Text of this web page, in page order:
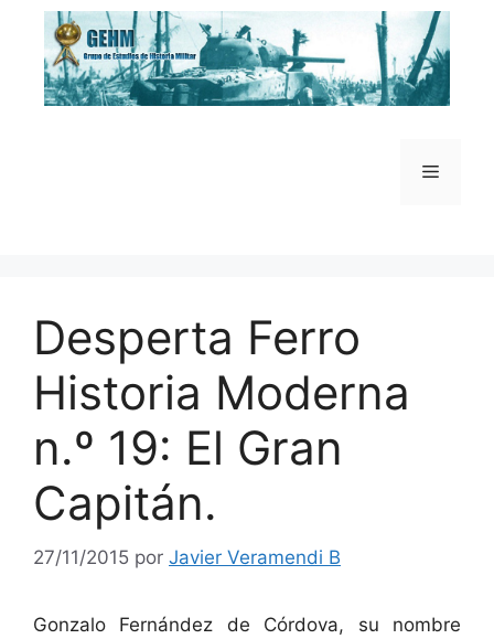
Saltar
contenido
Menú
Desperta Ferro
Historia Moderna
n.º 19: El Gran
Capitán.
27/11/2015 por Javier Veramendi B
Gonzalo Fernández de Córdova, su nombre